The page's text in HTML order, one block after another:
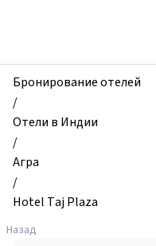
Hotel
Taj
Plaza,
Агра,
Индия
Бронирование отелей
/
Отели в Индии
/
Агра
/
Hotel Taj Plaza
Назад